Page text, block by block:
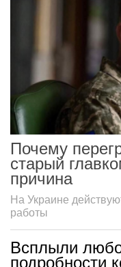
Почему
старый
причина
На Украине
работы
Всплыли
подробности